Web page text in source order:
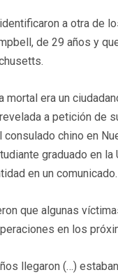
a otra de
de 29 años y
mortal era un
a petición de
consulado chino en
graduado en la
en un comunicado.
que algunas
en los
llegaron (…)